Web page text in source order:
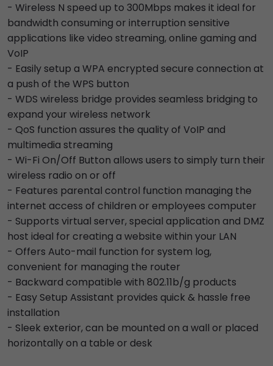
- Wireless N speed up to 300Mbps makes it ideal for
bandwidth consuming or interruption sensitive
applications like video streaming, online gaming and
VoIP
- Easily setup a WPA encrypted secure connection at
a push of the WPS button
- WDS wireless bridge provides seamless bridging to
expand your wireless network
- QoS function assures the quality of VoIP and
multimedia streaming
- Wi-Fi On/Off Button allows users to simply turn their
wireless radio on or off
- Features parental control function managing the
internet access of children or employees computer
- Supports virtual server, special application and DMZ
host ideal for creating a website within your LAN
- Offers Auto-mail function for system log,
convenient for managing the router
- Backward compatible with 802.11b/g products
- Easy Setup Assistant provides quick & hassle free
installation
- Sleek exterior, can be mounted on a wall or placed
horizontally on a table or desk